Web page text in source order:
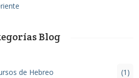
Blog
de Hebreo (1)